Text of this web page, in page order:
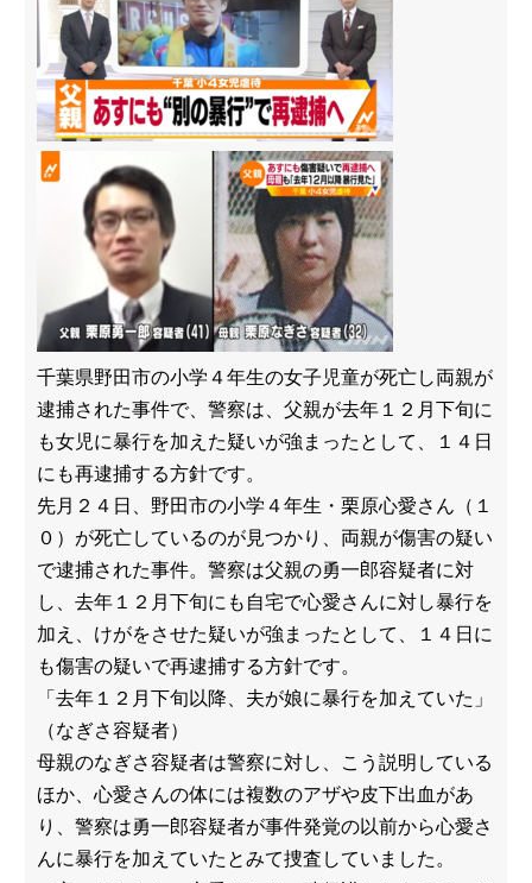
千葉県野田市の小学４年生の女子児童が死亡し両親が
逮捕された事件で、警察は、父親が去年１２月下旬に
も女児に暴行を加えた疑いが強まったとして、１４日
にも再逮捕する方針です。
先月２４日、野田市の小学４年生・栗原心愛さん（１
０）が死亡しているのが見つかり、両親が傷害の疑い
で逮捕された事件。警察は父親の勇一郎容疑者に対
し、去年１２月下旬にも自宅で心愛さんに対し暴行を
加え、けがをさせた疑いが強まったとして、１４日に
も傷害の疑いで再逮捕する方針です。
「去年１２月下旬以降、夫が娘に暴行を加えていた」
（なぎさ容疑者）
母親のなぎさ容疑者は警察に対し、こう説明している
ほか、心愛さんの体には複数のアザや皮下出血があ
り、警察は勇一郎容疑者が事件発覚の以前から心愛さ
んに暴行を加えていたとみて捜査していました。